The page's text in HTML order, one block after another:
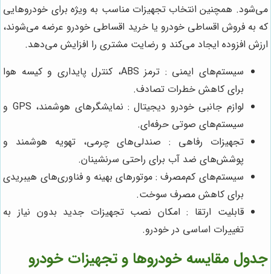
می‌شود. همچنین انتخاب تجهیزات مناسب به ویژه برای خودروهایی
که به فروش اقساطی خودرو یا خرید اقساطی خودرو عرضه می‌شوند،
ارزش افزوده ایجاد می‌کند و رضایت مشتری را افزایش می‌دهد.
سیستم‌های ایمنی : ترمز ABS، کنترل پایداری و کیسه هوا
برای کاهش خطرات تصادف.
لوازم جانبی خودرو دیجیتال : نمایشگرهای هوشمند، GPS و
سیستم‌های صوتی حرفه‌ای.
تجهیزات رفاهی : صندلی‌های چرمی، تهویه هوشمند و
پوشش‌های ضد آب برای راحتی سرنشینان.
سیستم‌های کم‌مصرف : موتورهای بهینه و فناوری‌های هیبریدی
برای کاهش مصرف سوخت.
قابلیت ارتقا : امکان نصب تجهیزات جدید بدون نیاز به
تغییرات اساسی در خودرو.
جدول مقایسه خودروها و تجهیزات خودرو